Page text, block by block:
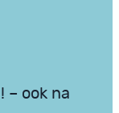
– ook na